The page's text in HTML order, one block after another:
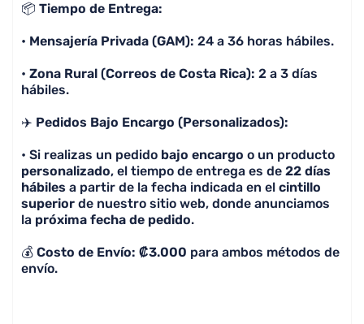
cual no me parece justo solamente porque no
más importante, a mi pareja le encantó, me
con ellos a partir de hoy!
📦 Tiempo de Entrega:
• Mensajería Privada (GAM): 24 a 36 horas hábiles.
• Zona Rural (Correos de Costa Rica): 2 a 3 días
hábiles.
✈️ Pedidos Bajo Encargo (Personalizados):
• Si realizas un pedido bajo encargo o un producto
personalizado, el tiempo de entrega es de 22 días
hábiles a partir de la fecha indicada en el cintillo
superior de nuestro sitio web, donde anunciamos
la próxima fecha de pedido.
💰 Costo de Envío: ₡3.000 para ambos métodos de
envío.